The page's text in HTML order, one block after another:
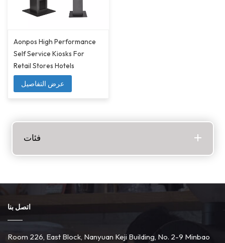
Aonpos High Performance
Self Service Kiosks For
Retail Stores Hotels
عرض التفاصيل
فئات
اتصل بنا
Room 226, East Block, Nanyuan Keji Building, No. 2-9 Minbao